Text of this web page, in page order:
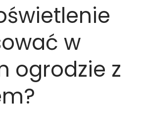
w
ogrodzie z